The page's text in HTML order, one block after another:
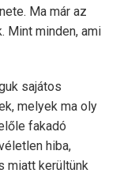
Ma már az
Mint minden, ami
sajátos
melyek ma oly
fakadó
hiba,
miatt kerültünk